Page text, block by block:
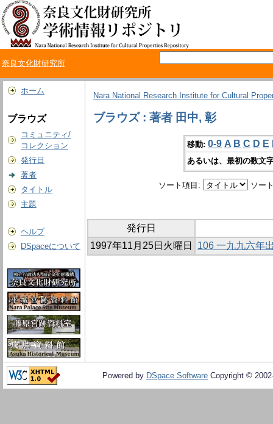
奈良文化財研究所
ホーム
ブラウズ
コミュニティ/
コレクション
発行日
著者
タイトル
主題
ヘルプ
DSpaceについて
Nara National Research Institute for Cultural
ブラウズ : 著者 田中, 彰
移動: 0-9 A B C D E
あるいは、最初の数文
ソート項目: ソー
発行日
1997年11月25日火曜日
106 一九九六年
Powered by DSpace Software Copyright ©